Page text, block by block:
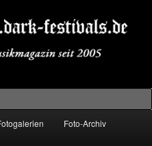
Foto-Archiv